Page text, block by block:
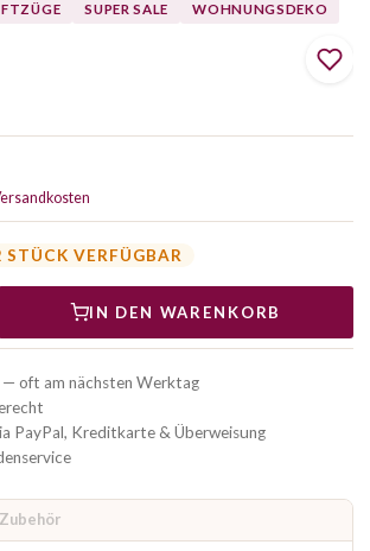
SUPER SALE WOHNUNGSDEKO
STÜCK VERFÜGBAR
IN DEN WARENKORB
— oft am nächsten Werktag
PayPal, Kreditkarte & Überweisung
Zubehör